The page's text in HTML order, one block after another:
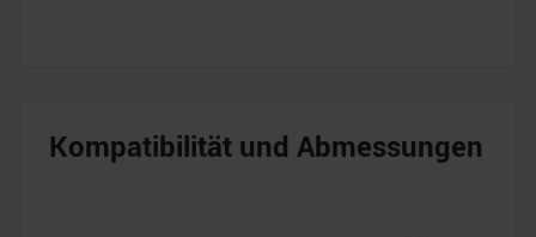
Kompatibilität und Abmessungen